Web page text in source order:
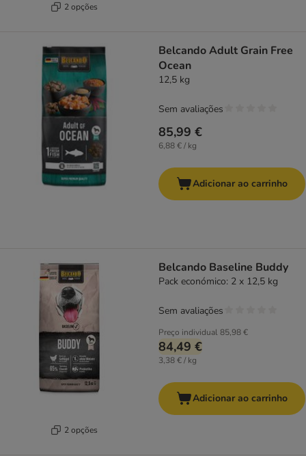
2 opções
Belcando Adult Grain Free
Ocean
12,5 kg
85,99 €
6,88 € / kg
Sem avaliações
Adicionar ao carrinho
2 opções
Belcando Baseline Buddy
Pack económico: 2 x 12,5 kg
Preço individual85,98 €
84,49 €
3,38 € / kg
Sem avaliações
Adicionar ao carrinho